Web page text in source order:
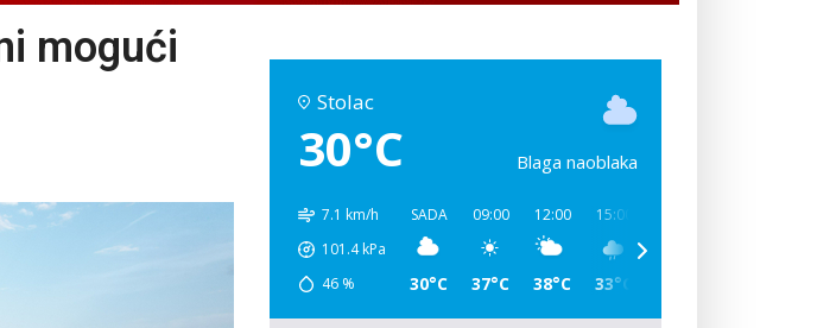
mogući
Stolac
30°C Blaga naoblaka
7.1 km/h
101.4kPa
46 %
SADA
30°C
09:00
37°C
12:00
38°C
15:00
33°C